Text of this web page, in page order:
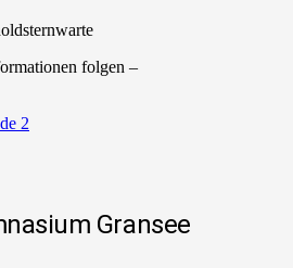
folgen –
2
Gransee